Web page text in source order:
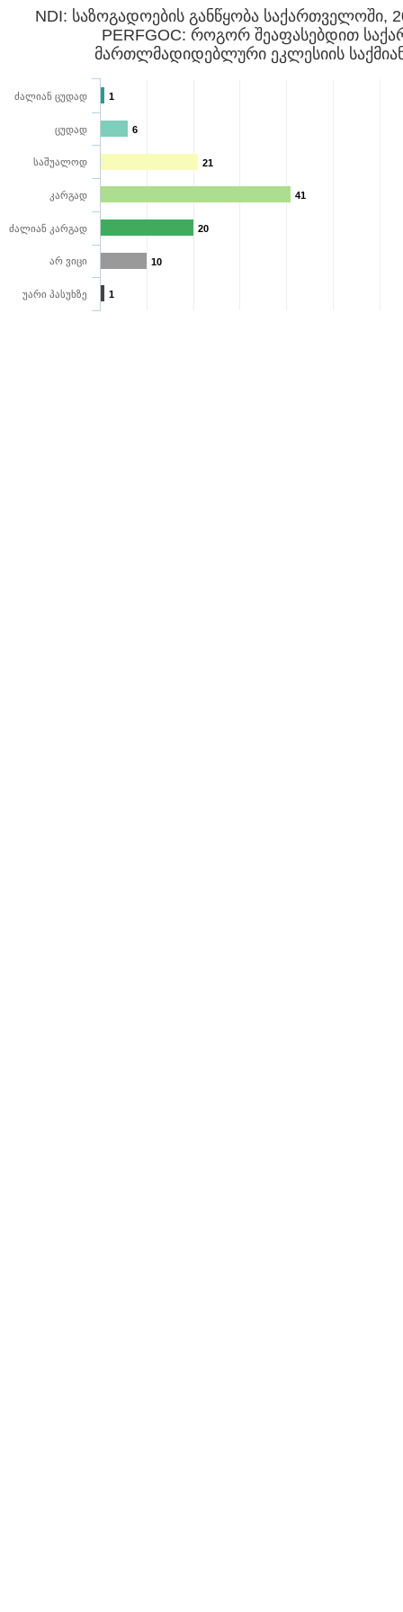
NDI: საზოგადოების განწყობა საქართველოში,
PERFGOC: როგორ შეაფასებდით
მართლმადიდებლური ეკლესიის
1
6
21
41
20
10
1
ძალიან ცუდად
ცუდად
საშუალოდ
კარგად
ძალიან კარგად
არ ვიცი
უარი პასუხზე